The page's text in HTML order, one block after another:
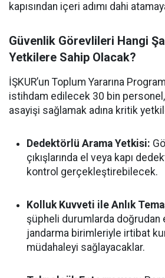
kapısından içeri adımı dahi
Güvenlik Görevlileri Hangi
Yetkilere Sahip Olacak?
İŞKUR’un Toplum Yararına
istihdam edilecek 30 bin personel,
asayişi sağlamak adına kritik
Dedektörlü Arama Yetkisi:
çıkışlarında el veya kapı
kontrol gerçekleştirebilecek.
Kolluk Kuvveti ile Anlık
şüpheli durumlarda doğrudan
jandarma birimleriyle irtibat
müdahaleyi sağlayacaklar.